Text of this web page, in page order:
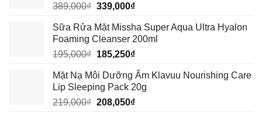
389,000₫ Giá
là:
389,000₫.
339,000₫Giá
tại
là:
339,000₫.
Sữa Rửa Mặt Missha Super Aqua Ultra Hyalon
Foaming Cleanser 200ml
195,000₫ Giá
là:
195,000₫.
185,250₫Giá
tại
là:
185,250₫.
Mặt Nạ Môi Dưỡng Ẩm Klavuu Nourishing Care
Lip Sleeping Pack 20g
219,000₫ Giá
208,050₫Giá